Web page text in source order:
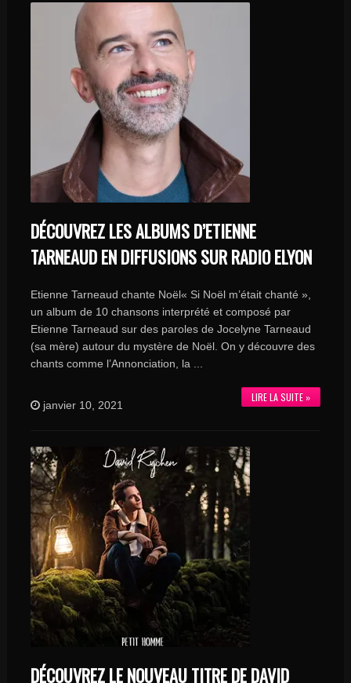
DÉCOUVREZ LES ALBUMS D’ETIENNE
TARNEAUD EN DIFFUSIONS SUR RADIO ELYON
Etienne Tarneaud chante Noël« Si Noël m’était chanté »,
un album de 10 chansons interprété et composé par
Etienne Tarneaud sur des paroles de Jocelyne Tarneaud
(sa mère) autour du mystère de Noël. On y découvre des
chants comme l’Annonciation, la ...
LIRE LA SUITE »
janvier 10, 2021
DÉCOUVREZ LE NOUVEAU TITRE DE DAVID